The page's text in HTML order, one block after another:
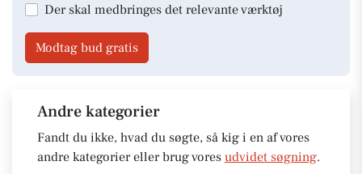
Der skal medbringes det relevante værktøj
Modtag bud gratis
Andre kategorier
Fandt du ikke, hvad du søgte, så kig i en af vores
andre kategorier eller brug vores udvidet søgning.